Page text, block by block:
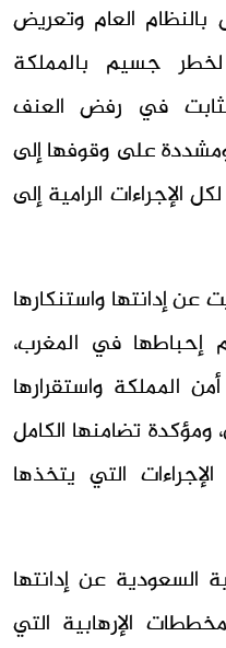
العام وتعريض
جسيم بالمملكة
في رفض العنف
على وقوفها إلى
الإجراءات الرامية إلى
عن إدانتها واستنكارها
إحباطها في المغرب،
المملكة واستقرارها
ومؤكدة تضامنها الكامل
التي يتخذها
السعودية عن إدانتها
الإرهابية التي